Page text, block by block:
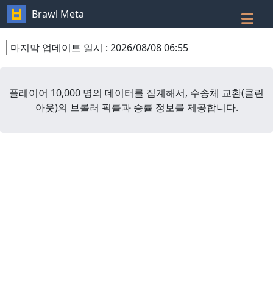
Brawl Meta
마지막 업데이트 일시 : 2026/08/08 06:55
플레이어 10,000 명의 데이터를 집계해서, 수송체 교환(클린
아웃)의 브롤러 픽률과 승률 정보를 제공합니다.